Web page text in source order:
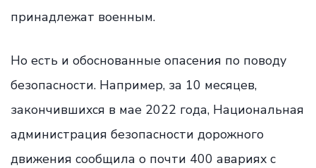
принадлежат военным.
Но есть и обоснованные опасения по поводу
безопасности. Например, за 10 месяцев,
закончившихся в мае 2022 года, Национальная
администрация безопасности дорожного
движения сообщила о почти 400 авариях с